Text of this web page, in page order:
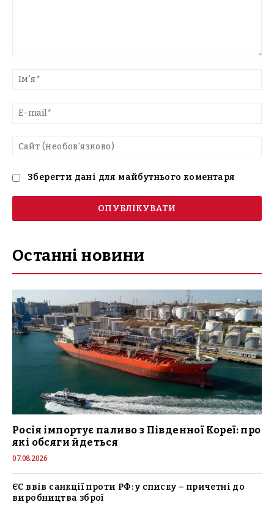
текст
Зберегти дані для майбутнього коментаря
Останні новини
Росія імпортує паливо з Південної Кореї: про
які обсяги йдеться
07.08.2026
ЄС ввів санкції проти РФ: у списку – причетні до
виробництва зброї